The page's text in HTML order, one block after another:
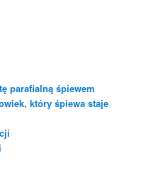
parafialną śpiewem
który śpiewa staje